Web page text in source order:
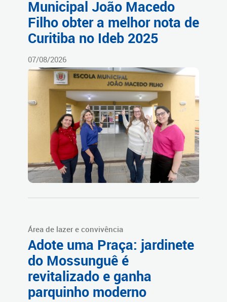
Municipal João Macedo
Filho obter a melhor nota de
Curitiba no Ideb 2025
07/08/2026
Área de lazer e convivência
Adote uma Praça: jardinete
do Mossunguê é
revitalizado e ganha
parquinho moderno